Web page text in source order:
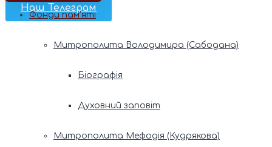
Наш Телеграм
Фонди пам’яті
Митрополита Володимира (Сабодана)
Біографія
Духовний заповіт
Митрополита Мефодія (Кудрякова)